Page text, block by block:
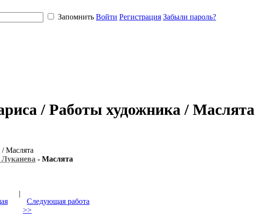
Запомнить Войти Регистрация Забыли пароль?
/ Работы художника / Маслята
/ Маслята
- Маслята
|
Следующая работа
>>